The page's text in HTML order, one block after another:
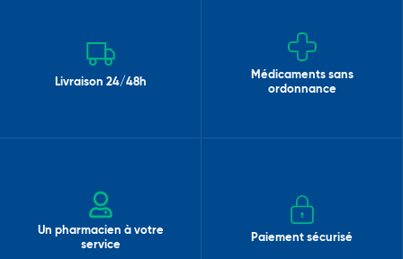
Livraison 24/48h
Médicaments sans
ordonnance
Un pharmacien à votre
service
Paiement sécurisé